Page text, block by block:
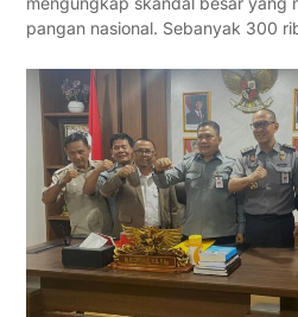
pangan nasional. Sebanyak 300